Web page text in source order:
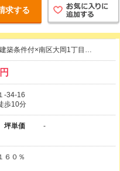
求する
築条件付×南区大岡1丁目…
-34-16
歩10分
坪単価 -
６０％